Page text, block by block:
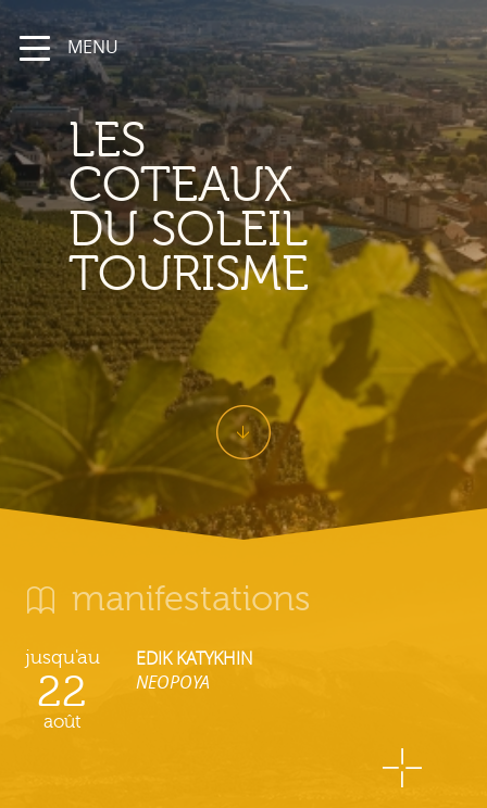
MENU
LES
COTEAUX
DU SOLEIL
TOURISME
manifestations
jusqu'au
22
août
EDIK KATYKHIN
NEOPOYA